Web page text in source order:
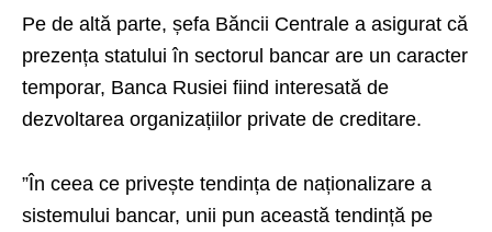
Pe de altă parte, șefa Băncii Centrale a asigurat că
prezența statului în sectorul bancar are un caracter
temporar, Banca Rusiei fiind interesată de
dezvoltarea organizațiilor private de creditare.
”În ceea ce privește tendința de naționalizare a
sistemului bancar, unii pun această tendință pe